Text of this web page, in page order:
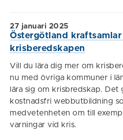
Östergötland
krisberedskapen
27 januari 2025
Vill du lära dig mer om
nu med övriga kommuner i
lära sig om krisbredskap. Det
kostnadsfri webbutbildning
medvetenheten om till
varningar vid kris.